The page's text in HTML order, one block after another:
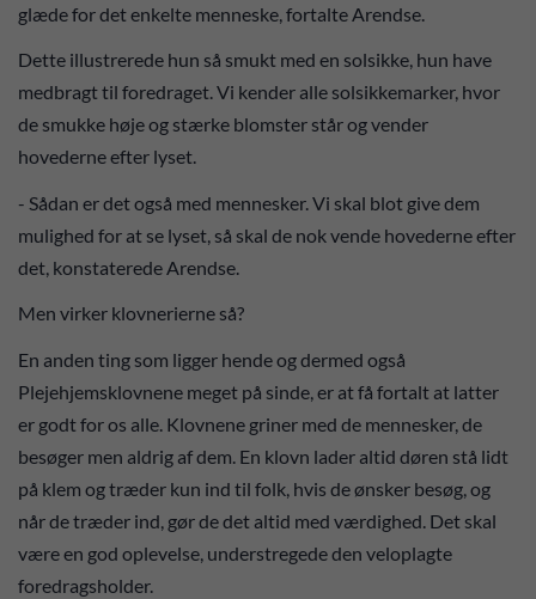
glæde for det enkelte menneske, fortalte Arendse.
Dette illustrerede hun så smukt med en solsikke, hun have
medbragt til foredraget. Vi kender alle solsikkemarker, hvor
de smukke høje og stærke blomster står og vender
hovederne efter lyset.
- Sådan er det også med mennesker. Vi skal blot give dem
mulighed for at se lyset, så skal de nok vende hovederne efter
det, konstaterede Arendse.
Men virker klovnerierne så?
En anden ting som ligger hende og dermed også
Plejehjemsklovnene meget på sinde, er at få fortalt at latter
er godt for os alle. Klovnene griner med de mennesker, de
besøger men aldrig af dem. En klovn lader altid døren stå lidt
på klem og træder kun ind til folk, hvis de ønsker besøg, og
når de træder ind, gør de det altid med værdighed. Det skal
være en god oplevelse, understregede den veloplagte
foredragsholder.